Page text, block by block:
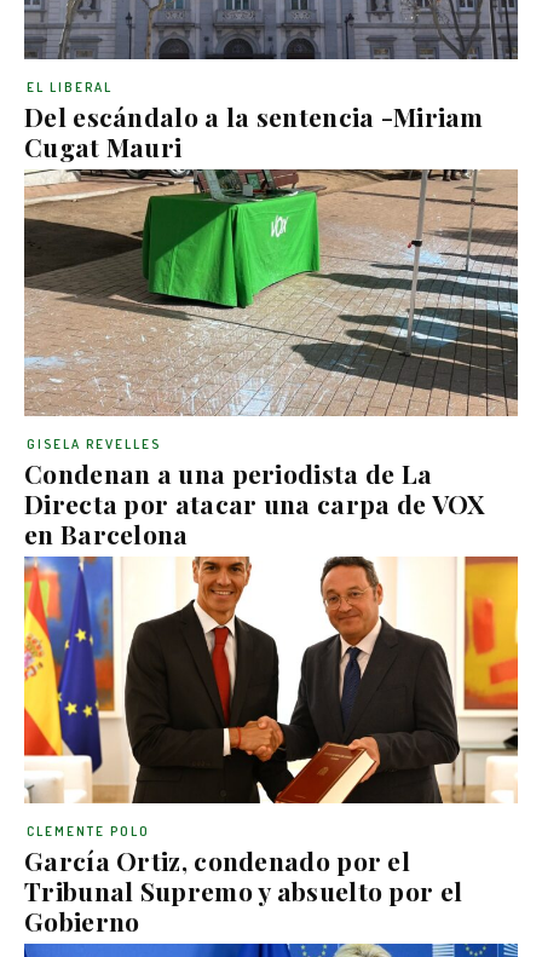
Del escándalo a la sentencia -Miriam
Cugat Mauri
EL LIBERAL
Condenan a una periodista de La
Directa por atacar una carpa de VOX
en Barcelona
GISELA REVELLES
García Ortiz, condenado por el
Tribunal Supremo y absuelto por el
Gobierno
CLEMENTE POLO